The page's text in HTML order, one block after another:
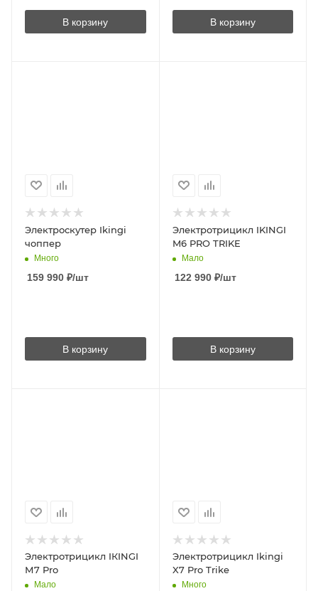
В корзину В корзину
Электроскутер Ikingi
чоппер
Много
159 990 ₽/шт
В корзину
Электротрицикл IKINGI
M6 PRO TRIKE
Мало
122 990₽/шт
В корзину
Электротрицикл IКINGI
М7 Prо
Мало
Электротрицикл Ikingi
X7 Pro Trike
Много